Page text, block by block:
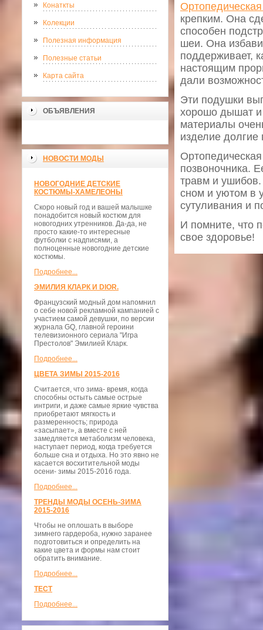
Конаткты
Колекции
Полезная информация
Полезные статьи
Карта сайта
ОБЪЯВЛЕНИЯ
НОВОСТИ МОДЫ
НОВОГОДНИЕ ДЕТСКИЕ
КОСТЮМЫ-ХАМЕЛЕОНЫ
Скоро новый год и вашей малышке
понадобится новый костюм для
новогодних утренников. Да-да, не
просто какие-то интересные
футболки с надписями, а
полноценные новогодние детские
костюмы.
Подробнее...
ЭМИЛИЯ КЛАРК И DIOR.
Французский модный дом напомнил
о себе новой рекламной кампанией с
участием самой девушки, по версии
журнала GQ, главной героини
телевизионного сериала "Игра
Престолов" Эмилией Кларк.
Подробнее...
ЦВЕТА ЗИМЫ 2015-2016
Считается, что зима- время, когда
способны остыть самые острые
интриги, и даже самые яркие чувства
приобретают мягкость и
размеренность; природа
«засыпает», а вместе с ней
замедляется метаболизм человека,
наступает период, когда требуется
больше сна и отдыха. Но это явно не
касается восхитительной моды
осени- зимы 2015-2016 года.
Подробнее...
ТРЕНДЫ МОДЫ ОСЕНЬ-ЗИМА
2015-2016
Чтобы не оплошать в выборе
зимнего гардероба, нужно заранее
подготовиться и определить на
какие цвета и формы нам стоит
обратить внимание.
Подробнее...
ТЕСТ
Подробнее...
крепким. Она
способен
шеи. Она
поддерживает,
настоящим
дали
Эти подушки
хорошо дышат и
материалы
изделие долгие
позвоночника.
травм и ушибов.
сном и уютом в
сутуливания и
И помните, что
свое здоровье!